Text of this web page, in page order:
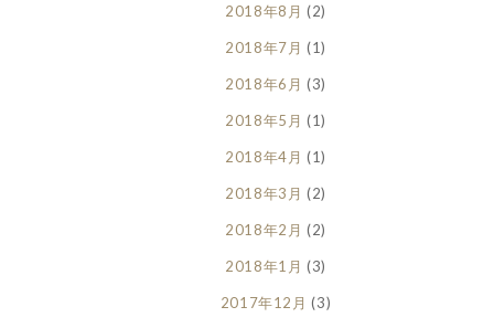
2018年8月 (2)
2018年7月 (1)
2018年6月 (3)
2018年5月 (1)
2018年4月 (1)
2018年3月 (2)
2018年2月 (2)
2018年1月 (3)
2017年12月 (3)